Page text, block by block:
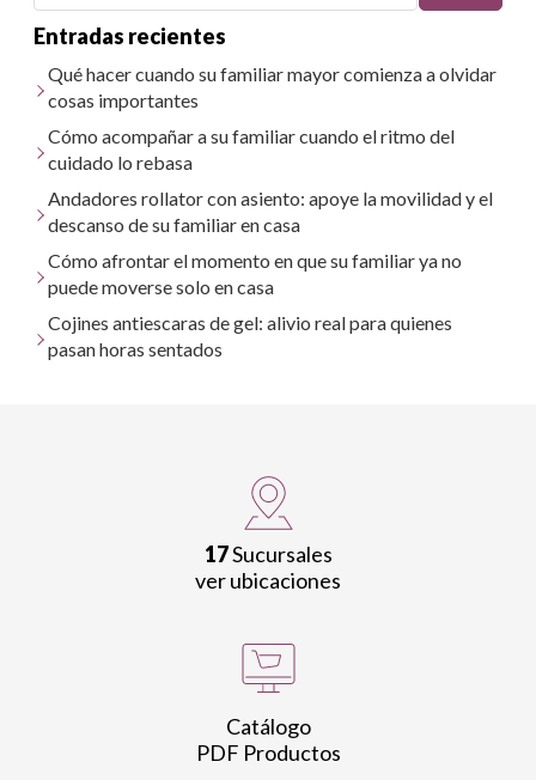
Entradas recientes
Qué hacer cuando su familiar mayor comienza a olvidar
cosas importantes
Cómo acompañar a su familiar cuando el ritmo del
cuidado lo rebasa
Andadores rollator con asiento: apoye la movilidad y el
descanso de su familiar en casa
Cómo afrontar el momento en que su familiar ya no
puede moverse solo en casa
Cojines antiescaras de gel: alivio real para quienes
pasan horas sentados
17Sucursales
ver ubicaciones
Catálogo
PDF Productos